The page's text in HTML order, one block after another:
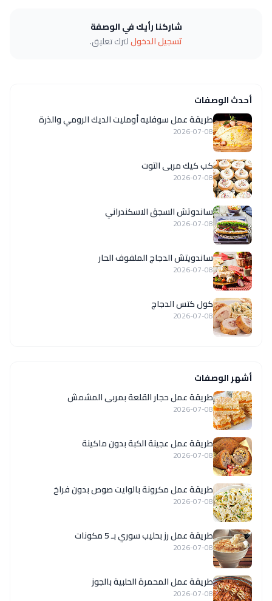
شاركنا رأيك في الوصفة
تسجيل الدخوللترك تعليق.
أحدث الوصفات
طريقة عمل سوفليه أومليت الديك الرومي والذرة
2026-07-08
كب كيك مربى التوت
2026-07-08
ساندوتش السجق الاسكندراني
2026-07-08
ساندويتش الدجاج الملفوف الحار
2026-07-08
كول كتس الدجاج
2026-07-08
أشهر الوصفات
طريقة عمل حجار القلعة بمربى المشمش
2026-07-08
طريقة عمل عجينة الكبة بدون ماكينة
2026-07-08
طريقة عمل مكرونة بالوايت صوص بدون فراخ
2026-07-08
طريقة عمل رز بحليب سوري بـ 5 مكونات
2026-07-08
طريقة عمل المحمرة الحلبية بالجوز
2026-07-08